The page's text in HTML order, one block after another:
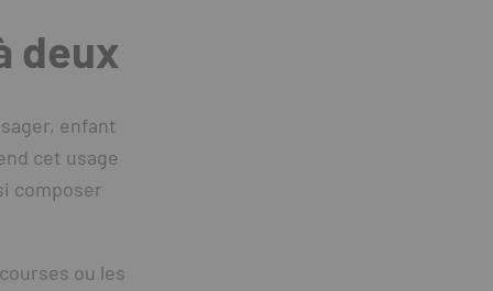
deux
enfant
cet usage
composer
ou les